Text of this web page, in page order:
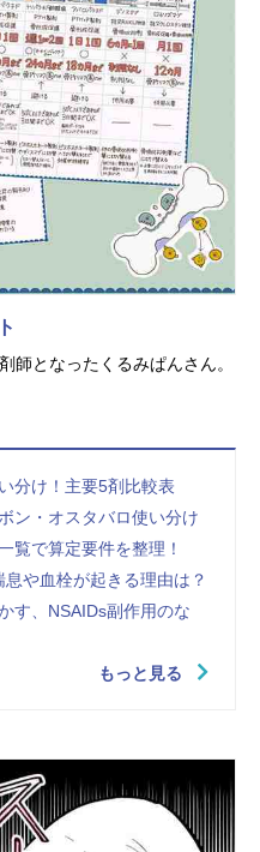
師となったくるみぱんさん。
分け！主要5剤比較表
ン・オスタバロ使い分け
覧で算定要件を整理！
や血栓が起きる理由は？
す、NSAIDs副作用のな
もっと見る